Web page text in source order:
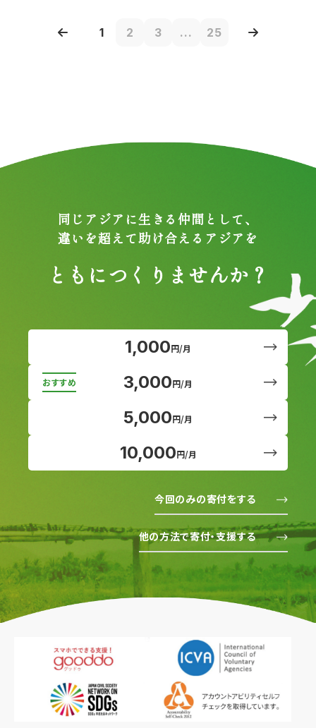
1 2 3 ... 25
同じアジアに生きる仲間として、
違いを超えて助け合えるアジアを
ともにつくりませんか？
1,000円/月
3,000円/月
5,000円/月
10,000円/月
今回のみの寄付をする
他の方法で寄付・支援する